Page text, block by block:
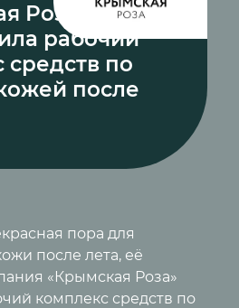
Роза»
рабочий
средств по
после
пора для
после лета, её
«Крымская Роза»
комплекс средств по